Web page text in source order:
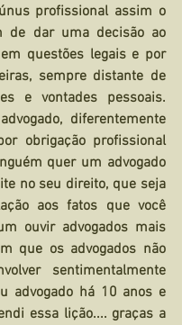
profissional assim o
de dar uma decisão ao
questões legais e por
sempre distante de
e vontades pessoais.
diferentemente
obrigação profissional
quer um advogado
no seu direito, que seja
aos fatos que você
ouvir advogados mais
que os advogados não
sentimentalmente
advogado há 10 anos e
essa lição.... graças a